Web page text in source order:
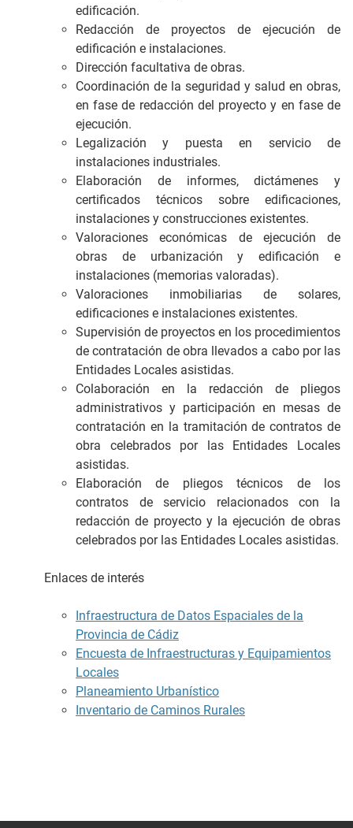
edificación.
Redacción de proyectos de ejecución de
edificación e instalaciones.
Dirección facultativa de obras.
Coordinación de la seguridad y salud en obras,
en fase de redacción del proyecto y en fase de
ejecución.
Legalización y puesta en servicio de
instalaciones industriales.
Elaboración de informes, dictámenes y
certificados técnicos sobre edificaciones,
instalaciones y construcciones existentes.
Valoraciones económicas de ejecución de
obras de urbanización y edificación e
instalaciones (memorias valoradas).
Valoraciones inmobiliarias de solares,
edificaciones e instalaciones existentes.
Supervisión de proyectos en los procedimientos
de contratación de obra llevados a cabo por las
Entidades Locales asistidas.
Colaboración en la redacción de pliegos
administrativos y participación en mesas de
contratación en la tramitación de contratos de
obra celebrados por las Entidades Locales
asistidas.
Elaboración de pliegos técnicos de los
contratos de servicio relacionados con la
redacción de proyecto y la ejecución de obras
celebrados por las Entidades Locales asistidas.
Enlaces de interés
Infraestructura de Datos Espaciales de la
Provincia de Cádiz
Encuesta de Infraestructuras y Equipamientos
Locales
Planeamiento Urbanístico
Inventario de Caminos Rurales